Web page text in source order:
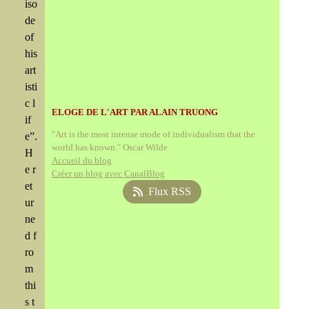
iso
de
of
his
art
isti
c l
if
e”.
H
e r
et
ur
ne
d f
ro
m
thi
s t
ELOGE DE L'ART PAR ALAIN TRUONG
"Art is the most intense mode of individualism that the
world has known." Oscar Wilde
Accueil du blog
Créer un blog avec CanalBlog
Flux RSS